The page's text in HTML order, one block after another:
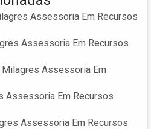
Assessoria Em Recursos
Assessoria Em Recursos
Assessoria Em
Assessoria Em Recursos
Assessoria Em Recursos